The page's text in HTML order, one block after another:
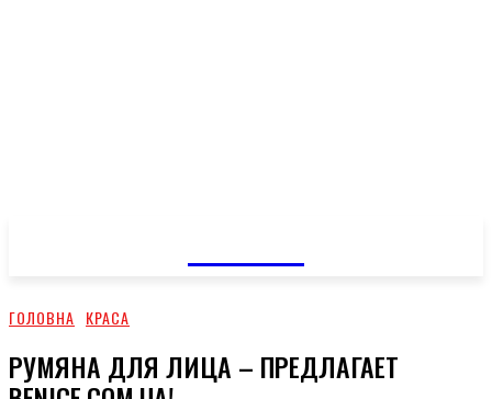
ГОЛОВНА КРАСА
РУМЯНА ДЛЯ ЛИЦА – ПРЕДЛАГАЕТ